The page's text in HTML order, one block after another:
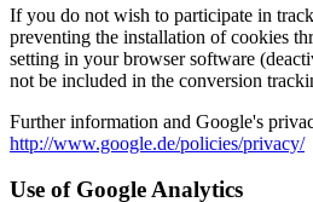
If you do not wish to participate in
preventing the installation of cookies
setting in your browser software
not be included in the conversion
Further information and Google's
http://www.google.de/policies/privacy/
Use of Google Analytics